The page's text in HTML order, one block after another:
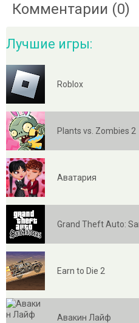
Комментарии (0)
Лучшие игры:
Roblox
Plants vs. Zombies 2
Аватария
Grand Theft Auto:
Earn to Die 2
Авакин Лайф